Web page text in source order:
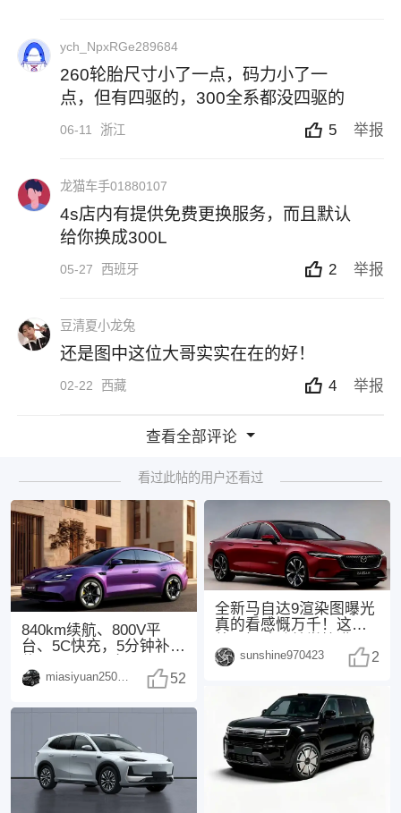
ych_NpxRGe289684
260轮胎尺寸小了一点，码力小了一
点，但有四驱的，300全系都没四驱的
06-11 浙江 5 举报
龙猫车手01880107
4s店内有提供免费更换服务，而且默认
给你换成300L
05-27 西班牙 2 举报
豆清夏小龙兔
还是图中这位大哥实实在在的好！​​​
02-22 西藏 4 举报
查看全部评论
看过此帖的用户还看过
840km续航、800V平
台、5C快充，5分钟补能
52
全新马自达9渲染图曝光
真的看感慨万千！这次
3.3T直六+后驱
sunshine970423 2